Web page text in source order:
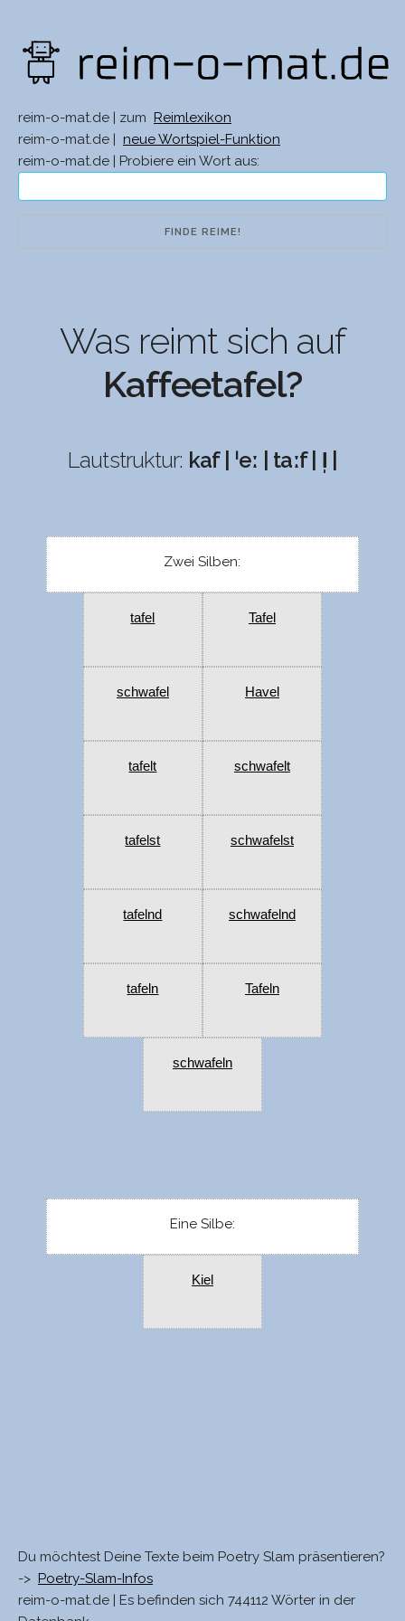
reim-o-mat.de | zum
Reimlexikon
reim-o-mat.de |
neue Wortspiel-Funktion
reim-o-mat.de | Probiere ein Wort aus:
Was reimt sich auf
Kaffeetafel?
Lautstruktur: kaf | ˈeː | taːf | l̩ |
Zwei Silben:
tafel Tafel
schwafel Havel
tafelt schwafelt
tafelst schwafelst
tafelnd schwafelnd
tafeln Tafeln
schwafeln
Eine Silbe:
Kiel
Du möchtest Deine Texte beim Poetry Slam präsentieren?
-> Poetry-Slam-Infos
reim-o-mat.de | Es befinden sich 744112 Wörter in der